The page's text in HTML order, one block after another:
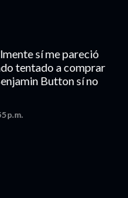
sí me pareció
tentado a comprar
Button sí no
p.m.